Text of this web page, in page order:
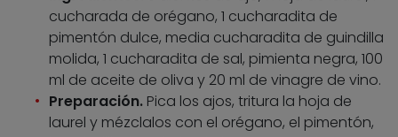
cucharada de orégano, 1 cucharadita de
pimentón dulce, media cucharadita de guindilla
molida, 1 cucharadita de sal, pimienta negra, 100
ml de aceite de oliva y 20 ml de vinagre de vino.
Preparación. Pica los ajos, tritura la hoja de
laurel y mézclalos con el orégano, el pimentón,